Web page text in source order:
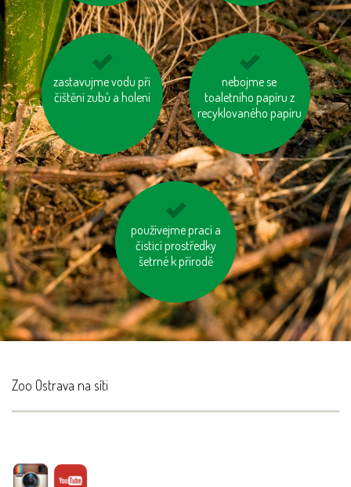
zastavujme vodu při
čištění zubů a holení
vzniklý odpad třiďme
nebojme se
toaletního papíru z
recyklovaného papíru
na krátké vzdálenosti
choďme pěšky
používejme prací a
čisticí prostředky
šetrné k přírodě
topme správně
Zoo Ostrava na síti